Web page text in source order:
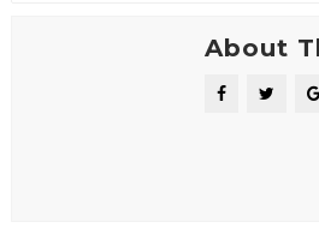
About